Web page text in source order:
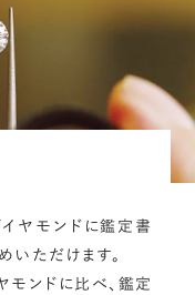
ヤモンドに鑑定書
いただけます。
モンドに比べ、鑑定